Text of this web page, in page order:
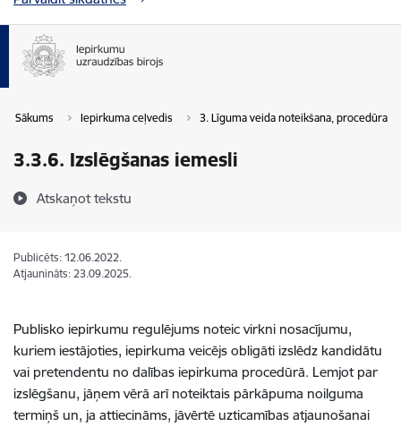
Sākums Iepirkuma ceļvedis 3. Līguma veida noteikšana, procedūras
3.3.6. Izslēgšanas iemesli
Atskaņot tekstu
Publicēts: 12.06.2022.
Atjaunināts: 23.09.2025.
Publisko iepirkumu regulējums noteic virkni nosacījumu,
kuriem iestājoties, iepirkuma veicējs obligāti izslēdz kandidātu
vai pretendentu no dalības iepirkuma procedūrā. Lemjot par
izslēgšanu, jāņem vērā arī noteiktais pārkāpuma noilguma
termiņš un, ja attiecināms, jāvērtē uzticamības atjaunošanai